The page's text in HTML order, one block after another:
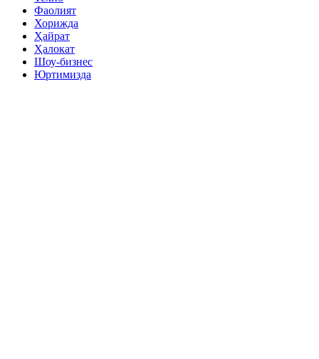
Фаолият
Хорижда
Ҳайрат
Ҳалокат
Шоу-бизнес
Юртимизда